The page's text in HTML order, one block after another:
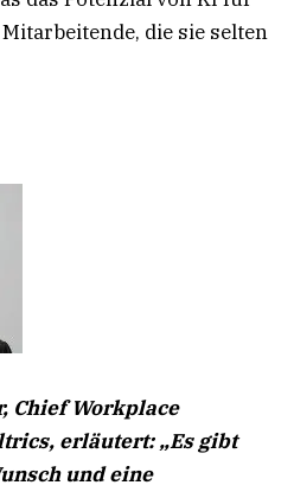
die sie selten
Chief Workplace
erläutert:„Es gibt
und eine